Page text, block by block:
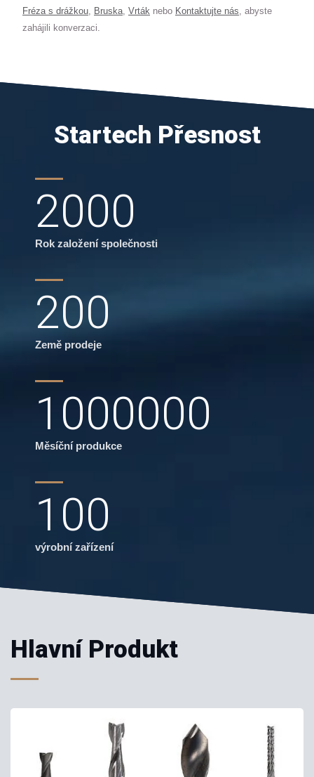
Fréza s drážkou
Bruska Vrták nebo Kontaktujte nás , abyste
zahájili konverzaci.
Startech Přesnost
2000
Rok založení společnosti
200
Země prodeje
1000000
Měsíční produkce
100
výrobní zařízení
Hlavní Produkt